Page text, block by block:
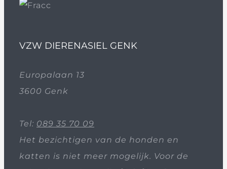
VZW DIERENASIEL GENK
Europalaan 13
3600 Genk
Tel: 089 35 70 09
Het bezichtigen van de honden en
katten is niet meer mogelijk. Voor de